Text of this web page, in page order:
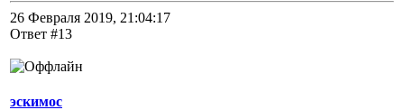
26 Февраля 2019, 21:04:17
Ответ #13
эскимос